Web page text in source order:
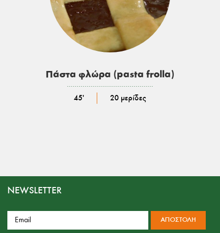
Πάστα φλώρα (pasta frolla)
………………………………………………
45'
20 μερίδες
NEWSLETTER